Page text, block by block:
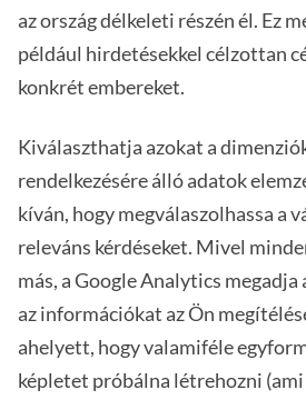
az ország délkeleti részén él. Ez
például hirdetésekkel célzottan
konkrét embereket.
Kiválaszthatja azokat a
rendelkezésére álló adatok
kíván, hogy megválaszolhassa a
releváns kérdéseket. Mivel
más, a Google Analytics megadja
az információkat az Ön
ahelyett, hogy valamiféle
képletet próbálna létrehozni